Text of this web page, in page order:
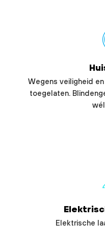
Wegens veiligheid
toegelaten.
Elektrische